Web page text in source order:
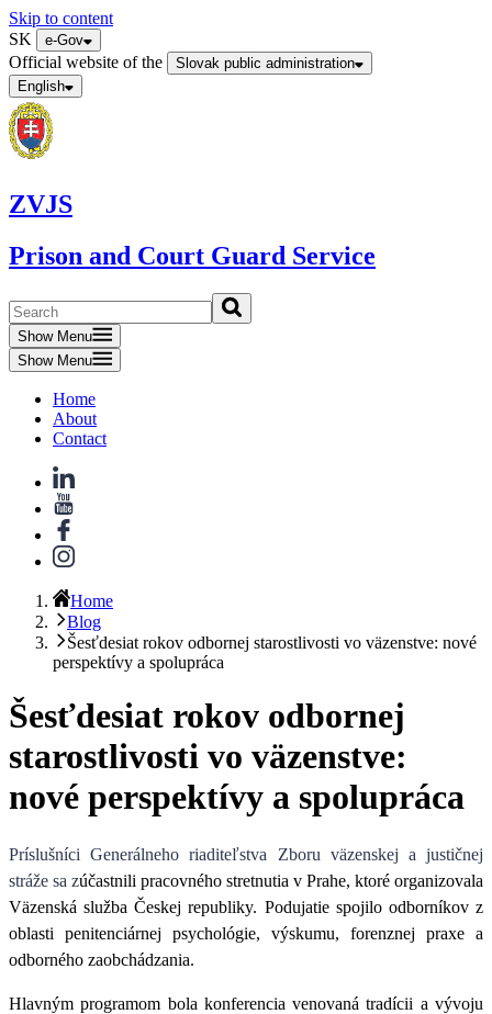
Skip to content
SK
e-Gov
Official website of the
Slovak public administration
English
ZVJS
Prison and Court Guard Service
Show Menu
Show Menu
Home
About
Contact
Home
Blog
Šesťdesiat rokov odbornej starostlivosti vo väzenstve: nové
perspektívy a spolupráca
Šesťdesiat rokov odbornej
starostlivosti vo väzenstve:
nové perspektívy a spolupráca
Príslušníci Generálneho riaditeľstva Zboru väzenskej a justičnej
stráže sa zúčastnili pracovného stretnutia v Prahe, ktoré organizovala
Väzenská služba Českej republiky. Podujatie spojilo odborníkov z
oblasti penitenciárnej psychológie, výskumu, forenznej praxe a
odborného zaobchádzania.
Hlavným programom bola konferencia venovaná tradícii a vývoju